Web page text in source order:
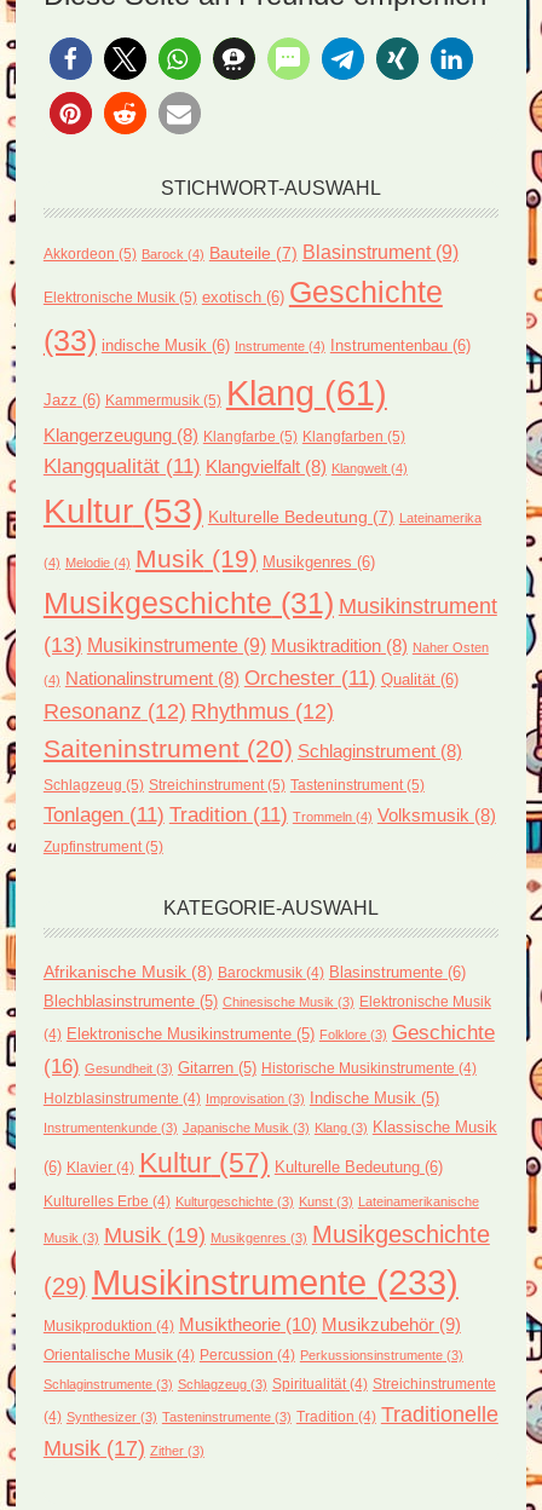
STICHWORT-AUSWAHL
Akkordeon (5) Barock (4) Bauteile (7) Blasinstrument(9)
Elektronische Musik(5) exotisch(6) Geschichte
(33) indische Musik (6) Instrumente(4) Instrumentenbau(6)
Jazz (6) Kammermusik(5) Klang (61)
Klangerzeugung(8) Klangfarbe (5) Klangfarben (5)
Klangqualität(11) Klangvielfalt(8) Klangwelt(4)
Kultur(53) Kulturelle Bedeutung (7) Lateinamerika
(4) Melodie(4) Musik (19) Musikgenres (6)
Musikgeschichte (31) Musikinstrument
(13) Musikinstrumente(9) Musiktradition(8) Naher Osten
(4) Nationalinstrument(8) Orchester(11) Qualität(6)
Resonanz (12) Rhythmus(12)
Saiteninstrument(20) Schlaginstrument(8)
Schlagzeug (5) Streichinstrument(5) Tasteninstrument(5)
Tonlagen(11) Tradition(11) Trommeln(4) Volksmusik (8)
Zupfinstrument(5)
KATEGORIE-AUSWAHL
Afrikanische Musik(8) Barockmusik(4) Blasinstrumente(6)
Blechblasinstrumente(5) Chinesische Musik (3) Elektronische Musik
(4) Elektronische Musikinstrumente(5) Folklore(3) Geschichte
(16) Gesundheit(3) Gitarren(5) Historische Musikinstrumente (4)
Holzblasinstrumente (4) Improvisation(3) Indische Musik (5)
Instrumentenkunde(3) Japanische Musik (3) Klang(3) Klassische Musik
(6) Klavier(4) Kultur(57) Kulturelle Bedeutung(6)
Kulturelles Erbe (4) Kulturgeschichte(3) Kunst(3) Lateinamerikanische
Musik (3) Musik(19) Musikgenres (3) Musikgeschichte
(29) Musikinstrumente (233)
Musikproduktion (4) Musiktheorie(10) Musikzubehör(9)
Orientalische Musik(4) Percussion (4) Perkussionsinstrumente(3)
Schlaginstrumente(3) Schlagzeug(3) Spiritualität(4) Streichinstrumente
(4) Synthesizer(3) Tasteninstrumente(3) Tradition (4) Traditionelle
Musik(17) Zither(3)